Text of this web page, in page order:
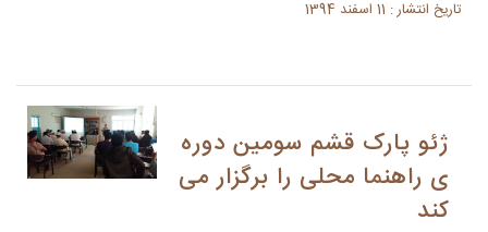
تاریخ انتشار : 11 اسفند 1394
ژئو پارک قشم سومین دوره
ی راهنما محلی را برگزار می
کند